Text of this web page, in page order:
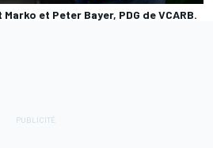
et Peter Bayer, PDG de VCARB.